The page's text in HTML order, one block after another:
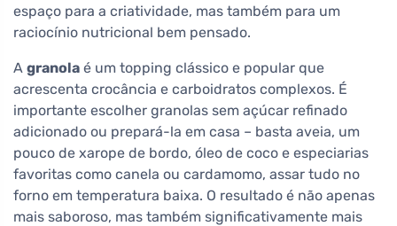
espaço para a criatividade, mas também para um
raciocínio nutricional bem pensado.
A granola é um topping clássico e popular que
acrescenta crocância e carboidratos complexos. É
importante escolher granolas sem açúcar refinado
adicionado ou prepará-la em casa – basta aveia, um
pouco de xarope de bordo, óleo de coco e especiarias
favoritas como canela ou cardamomo, assar tudo no
forno em temperatura baixa. O resultado é não apenas
mais saboroso, mas também significativamente mais